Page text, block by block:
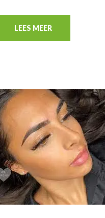
LEES MEER